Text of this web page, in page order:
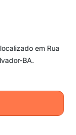
em Rua
BA.